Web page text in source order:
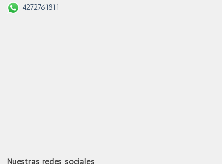
4272761811
Nuestras redes sociales